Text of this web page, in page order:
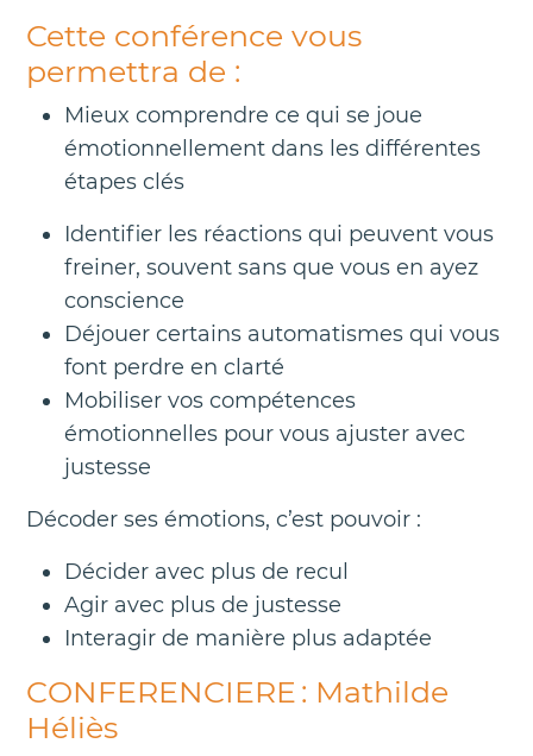
Cette conférence vous
permettra de :
Mieux comprendre ce qui se joue
émotionnellement dans les différentes
étapes clés
Identifier les réactions qui peuvent vous
freiner, souvent sans que vous en ayez
conscience
Déjouer certains automatismes qui vous
font perdre en clarté
Mobiliser vos compétences
émotionnelles pour vous ajuster avec
justesse
Décoder ses émotions, c’est pouvoir :
Décider avec plus de recul
Agir avec plus de justesse
Interagir de manière plus adaptée
CONFERENCIERE : Mathilde
Héliès